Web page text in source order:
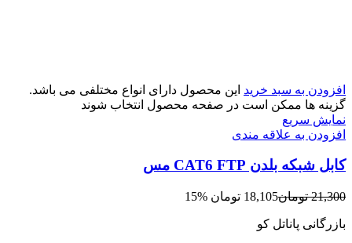
افزودن به سبد خرید این محصول دارای انواع مختلفی می باشد.
گزینه ها ممکن است در صفحه محصول انتخاب شوند
نمایش سریع
افزودن به علاقه مندی
کابل شبکه بلدن CAT6 FTP مس
21,300 تومان18,105 تومان 15%
بازرگانی پاناتل کو